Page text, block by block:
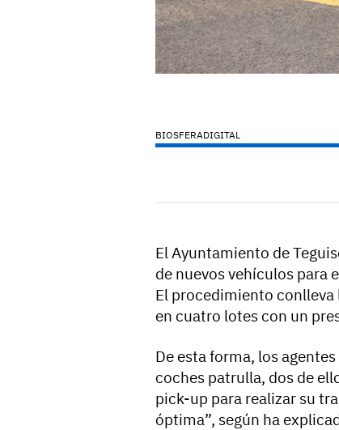
BIOSFERADIGITAL
El Ayuntamiento de
de nuevos vehículos para
El procedimiento conlleva
en cuatro lotes con un
De esta forma, los
coches patrulla, dos de
pick-up para realizar su
óptima”, según ha